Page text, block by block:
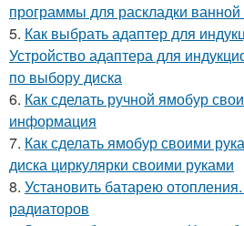
программы для раскладки ванной
5. Как выбрать адаптер для
Устройство адаптера для
по выбору диска
6. Как сделать ручной ямобур
информация
7. Как сделать ямобур своими
диска циркулярки своими руками
8. Установить батарею
радиаторов